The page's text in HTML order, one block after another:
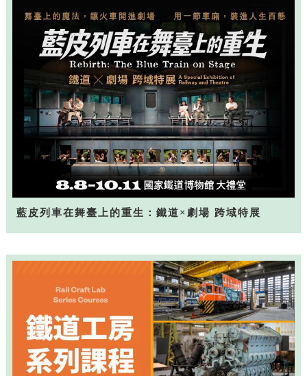
藍皮列車在舞臺上的重生：鐵道×劇場 跨域特展